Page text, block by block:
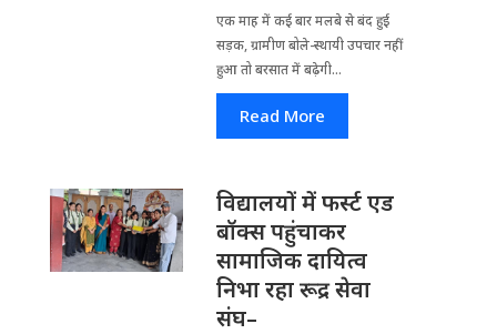
एक माह में कई बार मलबे से बंद हुई
सड़क, ग्रामीण बोले-स्थायी उपचार नहीं
हुआ तो बरसात में बढ़ेगी...
Read More
विद्यालयों में फर्स्ट एड
बॉक्स पहुंचाकर
सामाजिक दायित्व
निभा रहा रूद्र सेवा
संघ–